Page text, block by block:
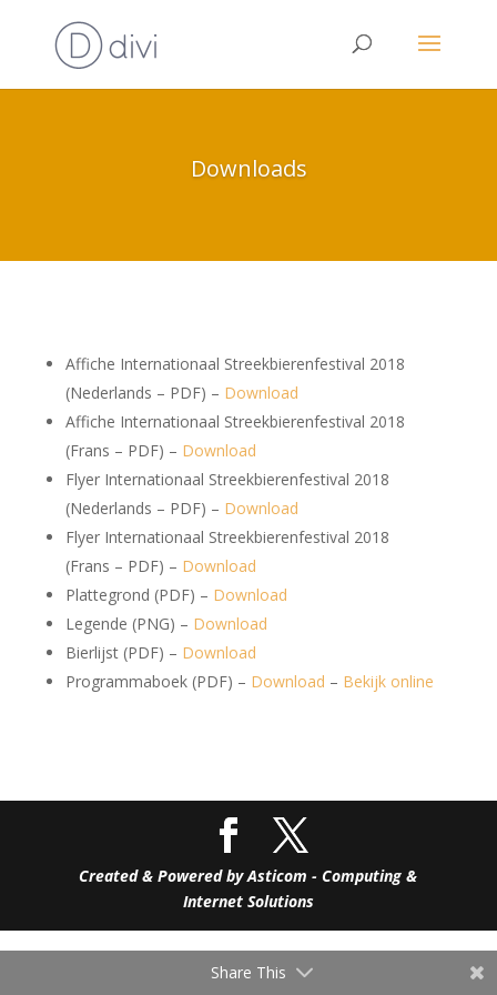
Downloads
Affiche Internationaal Streekbierenfestival 2018
(Nederlands – PDF) – Download
Affiche Internationaal Streekbierenfestival 2018
(Frans – PDF) – Download
Flyer Internationaal Streekbierenfestival 2018
(Nederlands – PDF) – Download
Flyer Internationaal Streekbierenfestival 2018
(Frans – PDF) – Download
Plattegrond (PDF) – Download
Legende (PNG) – Download
Bierlijst (PDF) – Download
Programmaboek (PDF) – Download – Bekijk online
Created & Powered by Asticom - Computing &
Internet Solutions
Share This